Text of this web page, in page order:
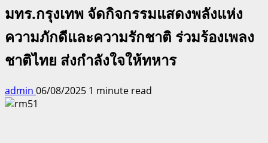
มทร.กรุงเทพ จัดกิจกรรมแสดงพลังแห่ง
ความภักดีและความรักชาติ ร่วมร้องเพลง
ชาติไทย ส่งกำลังใจให้ทหาร
admin 06/08/2025 1 minute read